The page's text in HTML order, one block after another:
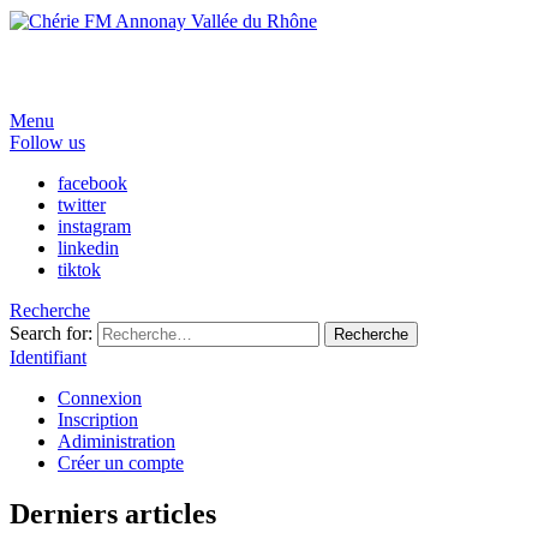
Menu
Follow us
facebook
twitter
instagram
linkedin
tiktok
Recherche
Search for:
Recherche
Identifiant
Connexion
Inscription
Adiministration
Créer un compte
Derniers articles